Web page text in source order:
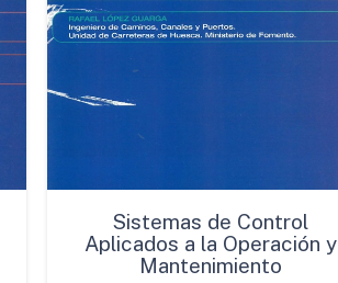
Sistemas de Control
Aplicados a la Operación y
Mantenimiento